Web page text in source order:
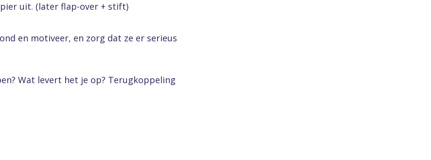
uit. (later flap-over + stift)
en motiveer, en zorg dat ze er serieus
Wat levert het je op? Terugkoppeling